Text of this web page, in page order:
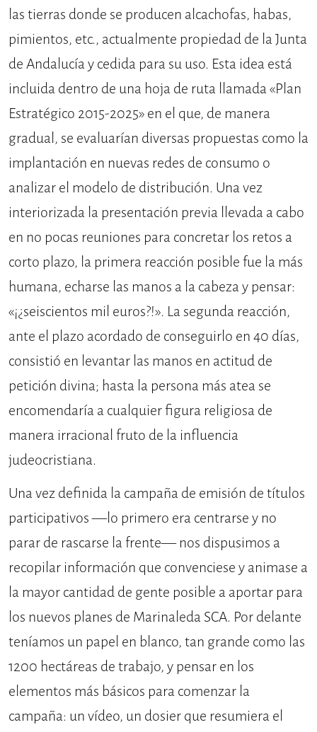
las tierras donde se producen alcachofas, habas,
pimientos, etc., actualmente propiedad de la Junta
de Andalucía y cedida para su uso. Esta idea está
incluida dentro de una hoja de ruta llamada «Plan
Estratégico 2015-2025» en el que, de manera
gradual, se evaluarían diversas propuestas como la
implantación en nuevas redes de consumo o
analizar el modelo de distribución. Una vez
interiorizada la presentación previa llevada a cabo
en no pocas reuniones para concretar los retos a
corto plazo, la primera reacción posible fue la más
humana, echarse las manos a la cabeza y pensar:
«¡¿seiscientos mil euros?!». La segunda reacción,
ante el plazo acordado de conseguirlo en 40 días,
consistió en levantar las manos en actitud de
petición divina; hasta la persona más atea se
encomendaría a cualquier figura religiosa de
manera irracional fruto de la influencia
judeocristiana.
Una vez definida la campaña de emisión de títulos
participativos —lo primero era centrarse y no
parar de rascarse la frente— nos dispusimos a
recopilar información que convenciese y animase a
la mayor cantidad de gente posible a aportar para
los nuevos planes de Marinaleda SCA. Por delante
teníamos un papel en blanco, tan grande como las
1200 hectáreas de trabajo, y pensar en los
elementos más básicos para comenzar la
campaña: un vídeo, un dosier que resumiera el